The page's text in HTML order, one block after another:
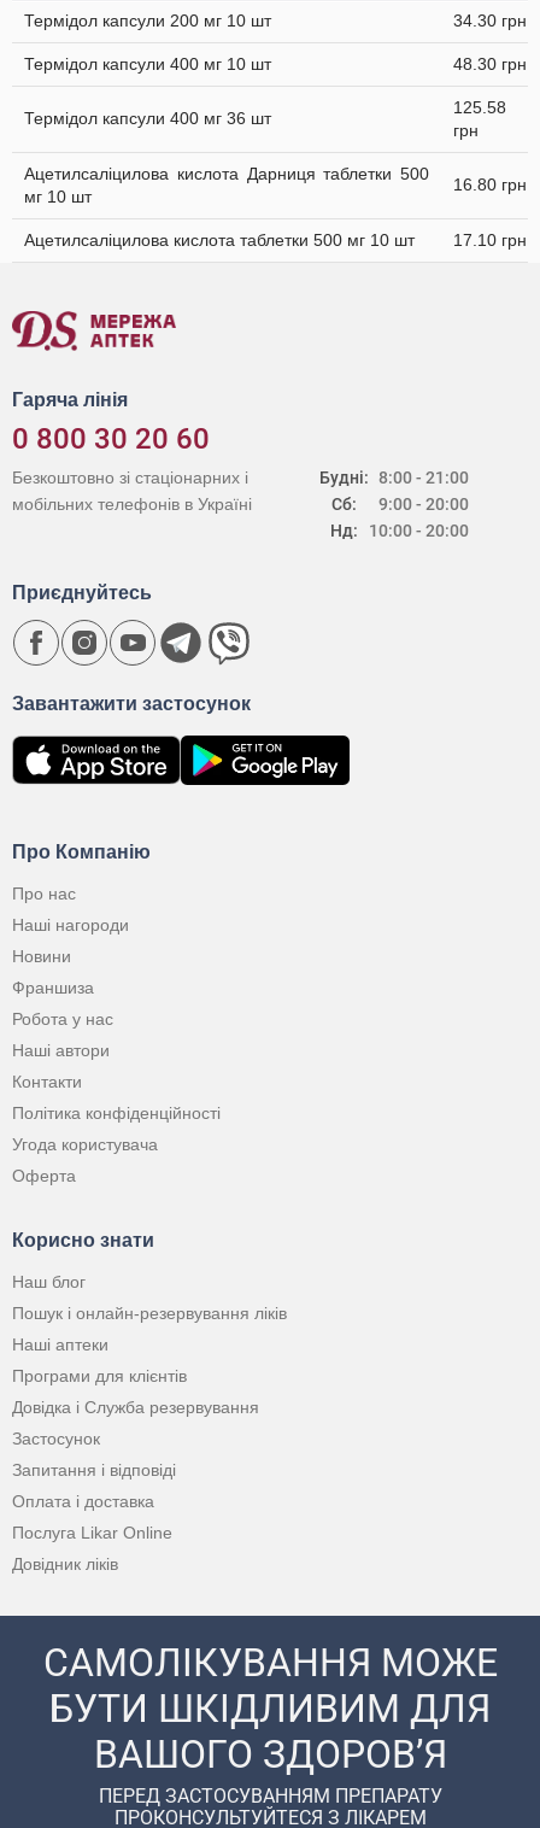
Термідол капсули 200 мг 10 шт 34.30 грн
Термідол капсули 400 мг 10 шт 48.30 грн
Термідол капсули 400 мг 36 шт
125.58
грн
Ацетилсаліцилова кислота Дарниця таблетки 500
мг 10 шт
16.80 грн
Ацетилсаліцилова кислота таблетки 500 мг 10 шт 17.10 грн
Гаряча лінія
0 800 30 20 60
Будні:
Сб:
Нд:
8:00 - 21:00
9:00 - 20:00
10:00 - 20:00
Безкоштовно зі стаціонарних і
мобільних телефонів в Україні
Про Компанію
Про нас
Наші нагороди
Новини
Франшиза
Робота у нас
Наші автори
Контакти
Політика конфіденційності
Угода користувача
Оферта
Корисно знати
Наш блог
Пошук і онлайн-резервування ліків
Наші аптеки
Програми для клієнтів
Довідка і Служба резервування
Застосунок
Запитання і відповіді
Оплата і доставка
Послуга Likar Online
Довідник ліків
Завантажити застосунок
Приєднуйтесь
САМОЛІКУВАННЯ МОЖЕ
БУТИ ШКІДЛИВИМ ДЛЯ
ВАШОГО ЗДОРОВ’Я
ПЕРЕД ЗАСТОСУВАННЯМ ПРЕПАРАТУ
ПРОКОНСУЛЬТУЙТЕСЯ З ЛІКАРЕМ